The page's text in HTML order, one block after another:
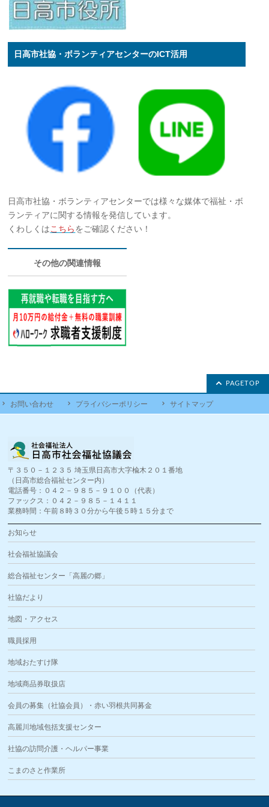
日高市社協・ボランティアセンターのICT活用
日高市社協・ボランティアセンターでは様々な媒体で福祉・ボ
ランティアに関する情報を発信しています。
くわしくはこちらをご確認ください！
その他の関連情報
PAGETOP
お問い合わせ プライバシーポリシー サイトマップ
〒３５０－１２３５ 埼玉県日高市大字楡木２０１番地
（日高市総合福祉センター内）
電話番号：０４２－９８５－９１００（代表）
ファックス：０４２－９８５－１４１１
業務時間：午前８時３０分から午後５時１５分まで
お知らせ
社会福祉協議会
総合福祉センター「高麗の郷」
社協だより
地図・アクセス
職員採用
地域おたすけ隊
地域商品券取扱店
会員の募集（社協会員）・赤い羽根共同募金
高麗川地域包括支援センター
社協の訪問介護・ヘルパー事業
こまのさと作業所